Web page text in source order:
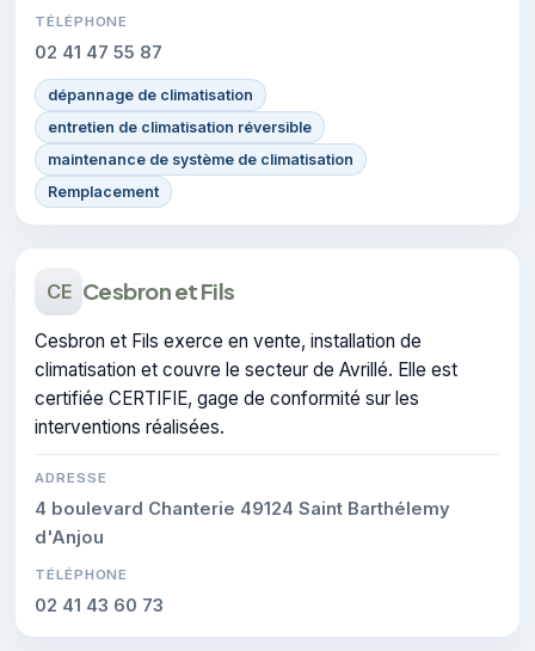
TÉLÉPHONE
02 41 47 55 87
dépannage de climatisation
entretien de climatisation réversible
maintenance de système de climatisation
Remplacement
CE Cesbron et Fils
Cesbron et Fils exerce en vente, installation de
climatisation et couvre le secteur de Avrillé. Elle est
certifiée CERTIFIE, gage de conformité sur les
interventions réalisées.
ADRESSE
4 boulevard Chanterie 49124 Saint Barthélemy
d'Anjou
TÉLÉPHONE
02 41 43 60 73